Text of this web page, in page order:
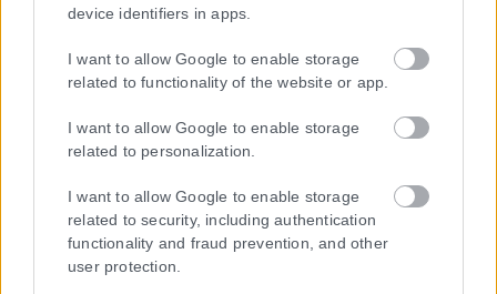
device identifiers in apps.
I want to allow Google to enable storage
related to functionality of the website or app.
I want to allow Google to enable storage
related to personalization.
I want to allow Google to enable storage
related to security, including authentication
functionality and fraud prevention, and other
user protection.